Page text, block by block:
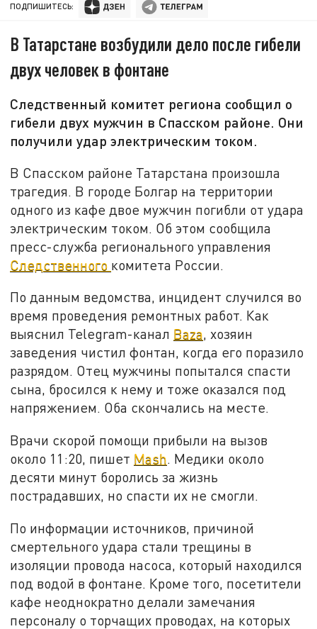
ПОДПИШИТЕСЬ:
В Татарстане возбудили дело после гибели
двух человек в фонтане
Следственный комитет региона сообщил о
гибели двух мужчин в Спасском районе. Они
получили удар электрическим током.
В Спасском районе Татарстана произошла
трагедия. В городе Болгар на территории
одного из кафе двое мужчин погибли от удара
электрическим током. Об этом сообщила
пресс-служба регионального управления
Следственного комитета России.
По данным ведомства, инцидент случился во
время проведения ремонтных работ. Как
выяснил Telegram-канал Baza, хозяин
заведения чистил фонтан, когда его поразило
разрядом. Отец мужчины попытался спасти
сына, бросился к нему и тоже оказался под
напряжением. Оба скончались на месте.
Врачи скорой помощи прибыли на вызов
около 11:20, пишет Mash. Медики около
десяти минут боролись за жизнь
пострадавших, но спасти их не смогли.
По информации источников, причиной
смертельного удара стали трещины в
изоляции провода насоса, который находился
под водой в фонтане. Кроме того, посетители
кафе неоднократно делали замечания
персоналу о торчащих проводах, на которых